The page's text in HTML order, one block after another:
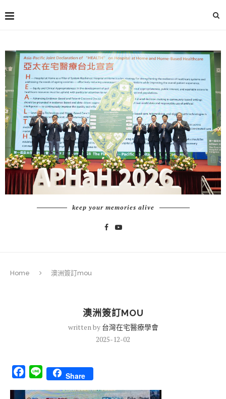
keep your memories alive
Home 澳洲簽訂mou
澳洲簽訂MOU
written by 台灣在宅醫療學會
2025-12-02
Facebook
Line Share